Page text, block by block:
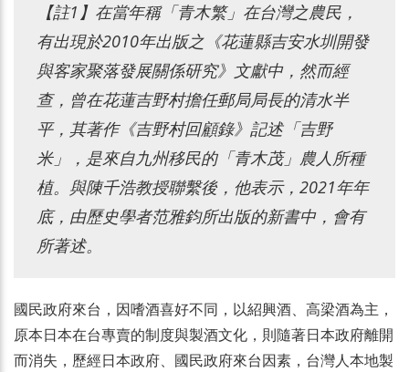
【註1】在當年稱「青木繁」在台灣之農民，
有出現於2010年出版之《花蓮縣吉安水圳開發
與客家聚落發展關係研究》文獻中，然而經
查，曾在花蓮吉野村擔任郵局局長的清水半
平，其著作《吉野村回顧錄》記述「吉野
米」，是來自九州移民的「青木茂」農人所種
植。與陳千浩教授聯繫後，他表示，2021年年
底，由歷史學者范雅鈞所出版的新書中，會有
所著述。
國民政府來台，因嗜酒喜好不同，以紹興酒、高梁酒為主，
原本日本在台專賣的制度與製酒文化，則隨著日本政府離開
而消失，歷經日本政府、國民政府來台因素，台灣人本地製